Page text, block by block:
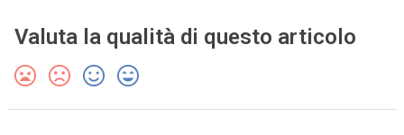
Valuta la qualità di questo articolo